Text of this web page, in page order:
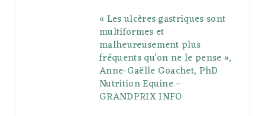
« Les ulcères gastriques sont
multiformes et
malheureusement plus
fréquents qu’on ne le pense »,
Anne-Gaëlle Goachet, PhD
Nutrition Equine –
GRANDPRIX INFO